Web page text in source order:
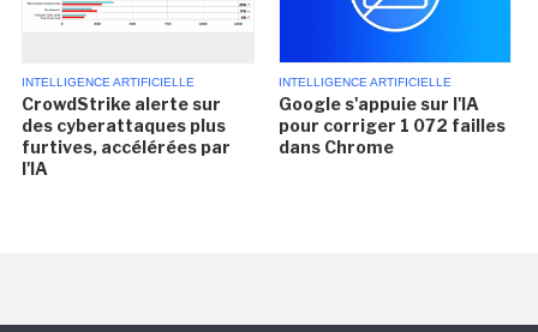
INTELLIGENCE ARTIFICIELLE
CrowdStrike alerte sur
des cyberattaques plus
furtives, accélérées par
l'IA
INTELLIGENCE ARTIFICIELLE
Google s'appuie sur l'IA
pour corriger 1 072 failles
dans Chrome